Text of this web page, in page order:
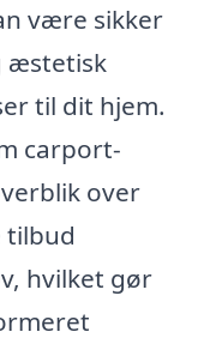
være sikker
æstetisk
til dit hjem.
carport-
over
tilbud
hvilket gør